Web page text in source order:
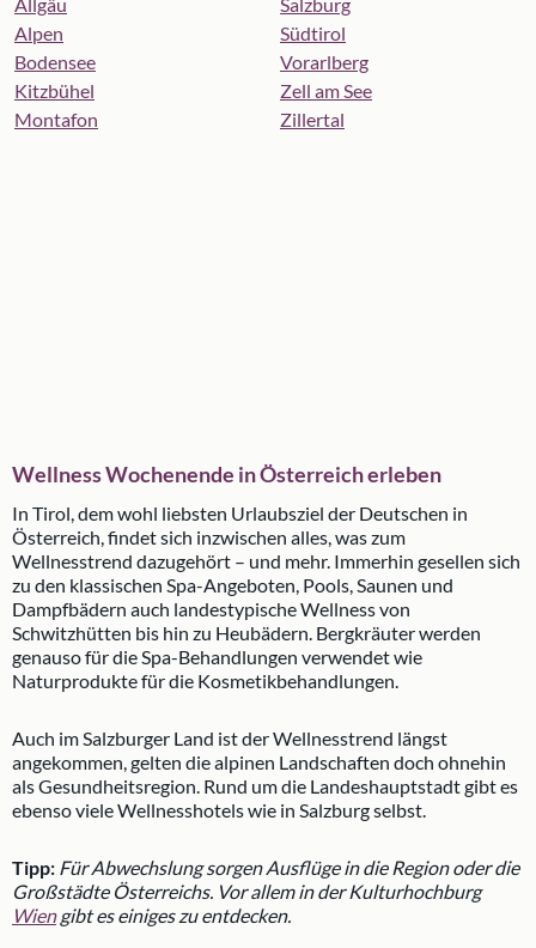
Alpen
Bodensee
Kitzbühel
Montafon
Südtirol
Vorarlberg
Zell am See
Zillertal
Wellness Wochenende in Österreich erleben
In Tirol, dem wohl liebsten Urlaubsziel der Deutschen in
Österreich, findet sich inzwischen alles, was zum
Wellnesstrend dazugehört – und mehr. Immerhin gesellen sich
zu den klassischen Spa-Angeboten, Pools, Saunen und
Dampfbädern auch landestypische Wellness von
Schwitzhütten bis hin zu Heubädern. Bergkräuter werden
genauso für die Spa-Behandlungen verwendet wie
Naturprodukte für die Kosmetikbehandlungen.
Auch im Salzburger Land ist der Wellnesstrend längst
angekommen, gelten die alpinen Landschaften doch ohnehin
als Gesundheitsregion. Rund um die Landeshauptstadt gibt es
ebenso viele Wellnesshotels wie in Salzburg selbst.
Tipp: Für Abwechslung sorgen Ausflüge in die Region oder die
Großstädte Österreichs. Vor allem in der Kulturhochburg
Wiengibt es einiges zu entdecken.